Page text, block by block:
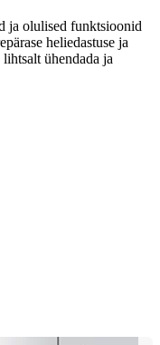
ja olulised funktsioonid
heliedastuse ja
ühendada ja